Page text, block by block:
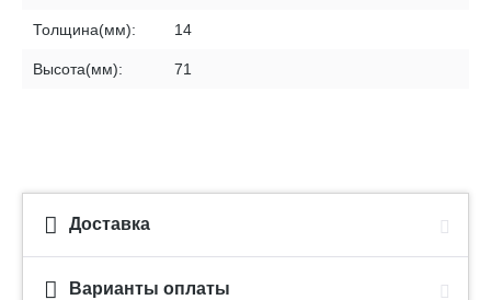
Толщина(мм): 14
Высота(мм): 71
Доставка
Варианты оплаты